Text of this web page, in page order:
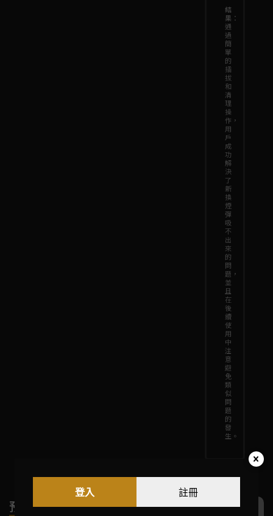
結
果 ：
通
過
簡
單
的
插
拔
和
清
理
操
作，
用
戶
成
功
解
決
了
新
換
煙
彈
吸
不
出
來
的
問
題，
並
且
在
後
續
使
用
中
注
意
避
免
類
似
問
題
的
發
生。
預防電 定期
正
電
以下
登入 註冊